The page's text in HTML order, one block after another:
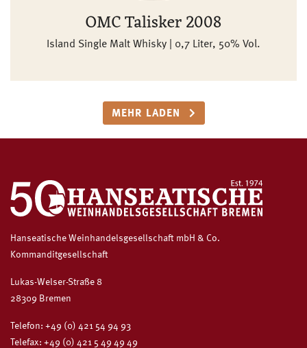
OMC Talisker 2008
Island Single Malt Whisky | 0,7 Liter, 50% Vol.
MEHR LADEN
Hanseatische Weinhandelsgesellschaft mbH & Co.
Kommanditgesellschaft
Lukas-Welser-Straße 8
28309 Bremen
Telefon: +49 (0) 421 54 94 93
Telefax: +49 (0) 421 5 49 49 49